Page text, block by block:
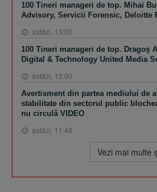
100 Tineri manageri de top. Mihai
Advisory, Servicii Forensic, Deloitte
astăzi, 13:00
100 Tineri manageri de top. Dragoş
Digital & Technology United Media
astăzi, 12:00
Avertisment din partea mediului de
stabilitate din sectorul public
nu circulă VIDEO
astăzi, 11:46
Vezi mai multe